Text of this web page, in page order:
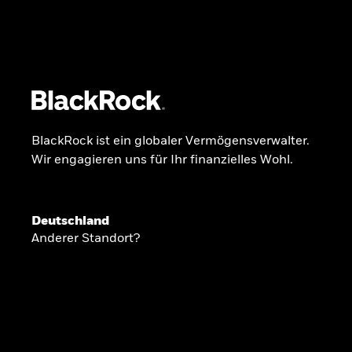
INSIDE THE MARKET
BlackRock ist ein globaler Vermögensverwalter.
Wir engagieren uns für Ihr finanzielles Wohl.
Deutschland
Anderer Standort?